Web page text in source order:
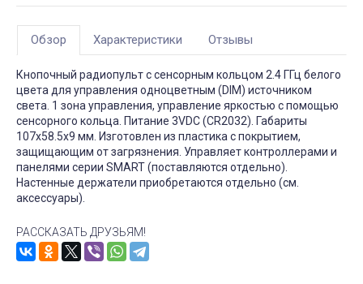
Обзор Характеристики Отзывы
Кнопочный радиопульт с сенсорным кольцом 2.4 ГГц белого
цвета для управления одноцветным (DIM) источником
света. 1 зона управления, управление яркостью с помощью
сенсорного кольца. Питание 3VDC (CR2032). Габариты
107x58.5x9 мм. Изготовлен из пластика с покрытием,
защищающим от загрязнения. Управляет контроллерами и
панелями серии SMART (поставляются отдельно).
Настенные держатели приобретаются отдельно (см.
аксессуары).
РАССКАЗАТЬ ДРУЗЬЯМ!